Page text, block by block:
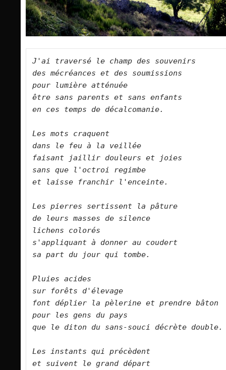
J'ai traversé le champ des souvenirs
des mécréances et des soumissions
pour lumière atténuée
être sans parents et sans enfants
en ces temps de décalcomanie.
Les mots craquent
dans le feu à la veillée
faisant jaillir douleurs et joies
sans que l'octroi regimbe
et laisse franchir l'enceinte.
Les pierres sertissent la pâture
de leurs masses de silence
lichens colorés
s'appliquant à donner au coudert
sa part du jour qui tombe.
Pluies acides
sur forêts d'élevage
font déplier la pèlerine et prendre
pour les gens du pays
que le diton du sans-souci décrète double.
Les instants qui précèdent
et suivent le grand départ